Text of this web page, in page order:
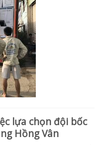
lựa chọn đội bốc
Hồng Vân